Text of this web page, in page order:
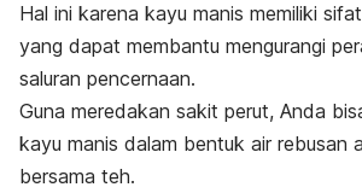
Hal ini karena kayu manis memiliki
yang dapat membantu mengurangi
saluran pencernaan.
Guna meredakan sakit perut, Anda
kayu manis dalam bentuk air rebusan
bersama teh.